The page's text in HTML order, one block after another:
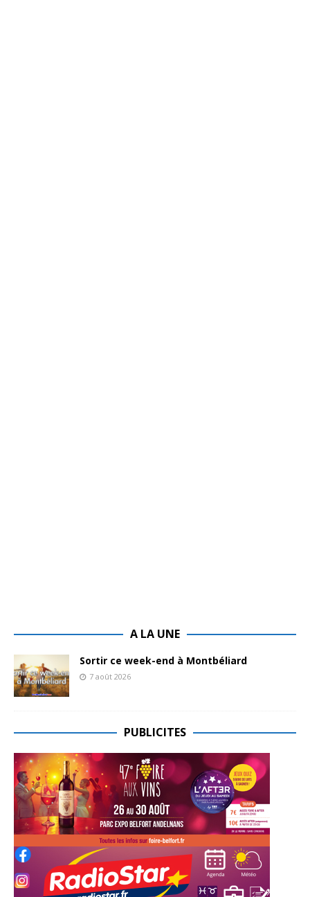
A LA UNE
Sortir ce week-end à Montbéliard
7 août 2026
PUBLICITES